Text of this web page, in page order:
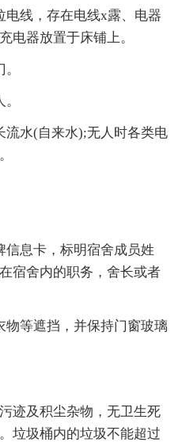
电线，存在电线x露、电器
电器放置于床铺上。
流水(自来水);无人时各类电
信息卡，标明宿舍成员姓
宿舍内的职务，舍长或者
物等遮挡，并保持门窗玻璃
迹及积尘杂物，无卫生死
垃圾桶内的垃圾不能超过